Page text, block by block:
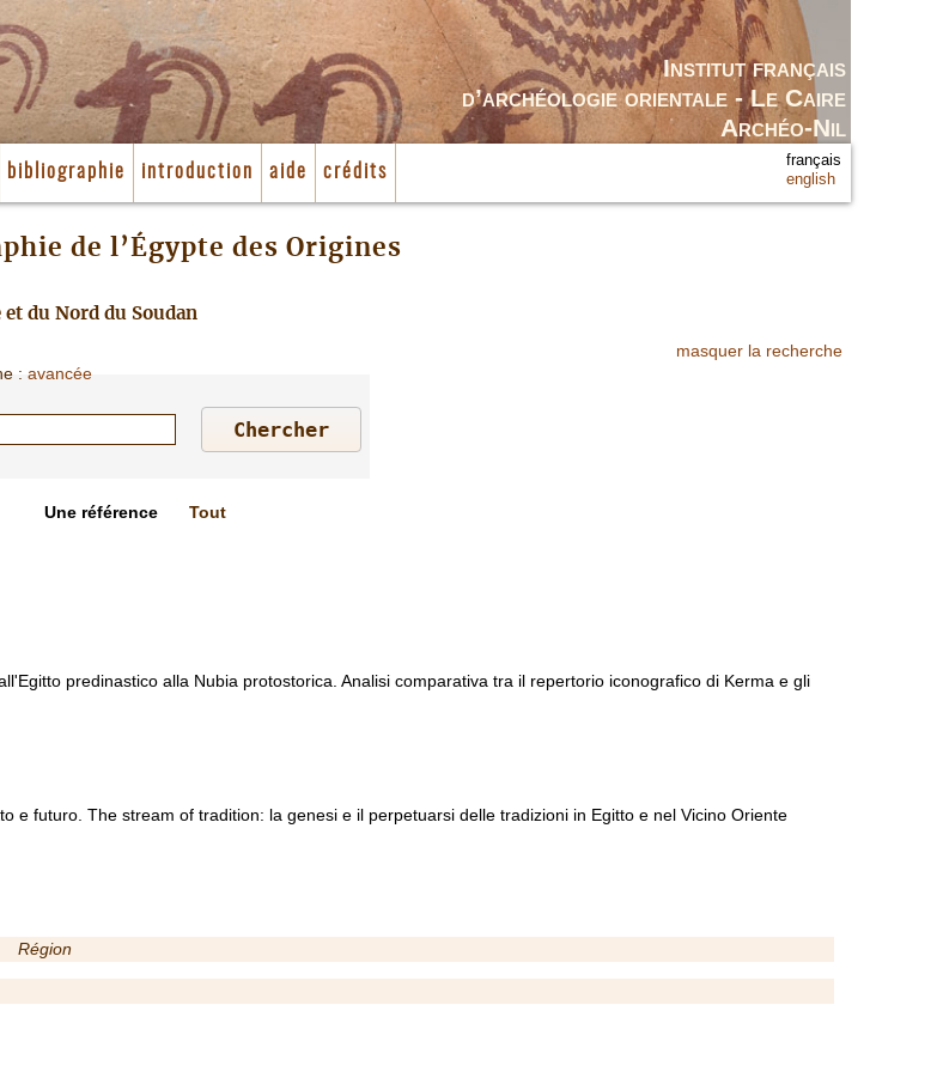
Institut français
d’archéologie orientale - Le Caire
Archéo-Nil
bibliographie introduction aide crédits
français
english
de l’Égypte des Origines
du Nord du Soudan
masquer la recherche
:avancée
Une référence Tout
predinastico alla Nubia protostorica. Analisi comparativa tra il repertorio iconografico di Kerma e gli
e futuro. The stream of tradition: la genesi e il perpetuarsi delle tradizioni in Egitto e nel Vicino Oriente
Région